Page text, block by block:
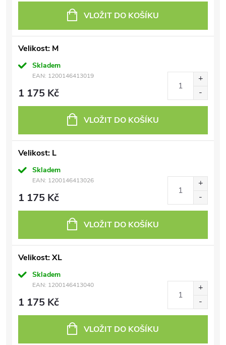
VLOŽIT DO KOŠÍKU
Velikost: M
Skladem
EAN: 1200146413019
1 175 Kč
VLOŽIT DO KOŠÍKU
Velikost: L
Skladem
EAN: 1200146413026
1 175 Kč
VLOŽIT DO KOŠÍKU
Velikost: XL
Skladem
EAN: 1200146413040
1 175 Kč
VLOŽIT DO KOŠÍKU